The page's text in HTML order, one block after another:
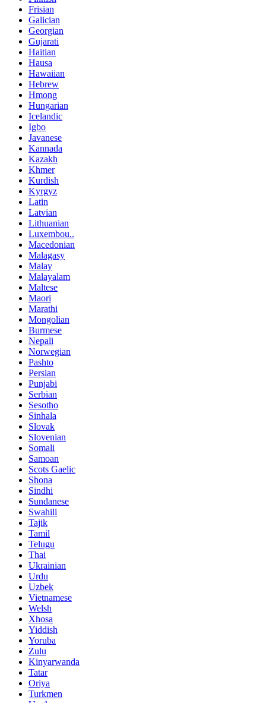
Frisian
Galician
Georgian
Gujarati
Haitian
Hausa
Hawaiian
Hebrew
Hmong
Hungarian
Icelandic
Igbo
Javanese
Kannada
Kazakh
Khmer
Kurdish
Kyrgyz
Latin
Latvian
Lithuanian
Luxembou..
Macedonian
Malagasy
Malay
Malayalam
Maltese
Maori
Marathi
Mongolian
Burmese
Nepali
Norwegian
Pashto
Persian
Punjabi
Serbian
Sesotho
Sinhala
Slovak
Slovenian
Somali
Samoan
Scots Gaelic
Shona
Sindhi
Sundanese
Swahili
Tajik
Tamil
Telugu
Thai
Ukrainian
Urdu
Uzbek
Vietnamese
Welsh
Xhosa
Yiddish
Yoruba
Zulu
Kinyarwanda
Tatar
Oriya
Turkmen